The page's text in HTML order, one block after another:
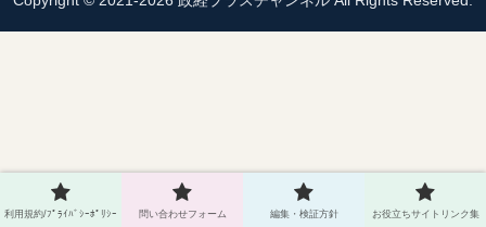
利用規約/ﾌﾟﾗｲﾊﾞｼｰﾎﾟﾘｼｰ 問い合わせフォーム 編集・検証方針 お役立ちサイトリンク集